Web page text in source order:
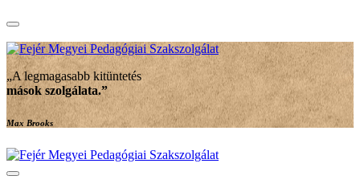
„A legmagasabb kitüntetés
mások szolgálata.”
Max Brooks